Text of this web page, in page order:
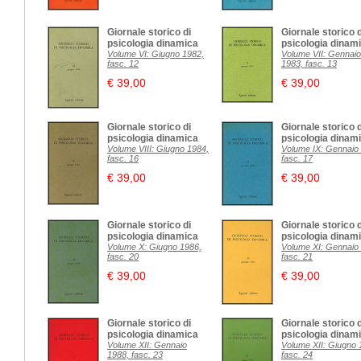
Giornale storico di
psicologia dinamica
Volume VI: Giugno 1982,
fasc. 12
€ 39,00
Giornale storico
psicologia
Volume VII: Gennaio
1983, fasc. 13
€ 39,00
Giornale storico di
psicologia dinamica
Volume VIII: Giugno 1984,
fasc. 16
€ 39,00
Giornale storico
psicologia
Volume IX: Gennaio
fasc. 17
€ 39,00
Giornale storico di
psicologia dinamica
Volume X: Giugno 1986,
fasc. 20
€ 39,00
Giornale storico
psicologia
Volume XI: Gennaio
fasc. 21
€ 39,00
Giornale storico di
psicologia dinamica
Volume XII: Gennaio
1988, fasc. 23
Giornale storico
psicologia
Volume XII: Giugno
fasc. 24